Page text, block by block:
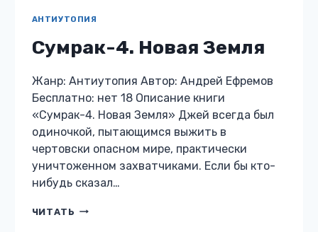
АНТИУТОПИЯ
Сумрак-4. Новая Земля
Жанр: Антиутопия Автор: Андрей Ефремов
Бесплатно: нет 18 Описание книги
«Сумрак-4. Новая Земля» Джей всегда был
одиночкой, пытающимся выжить в
чертовски опасном мире, практически
уничтоженном захватчиками. Если бы кто-
нибудь сказал…
ЧИТАТЬ СУМРАК-4.